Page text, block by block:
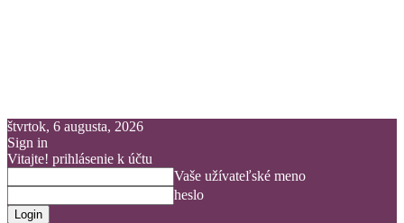
štvrtok, 6 augusta, 2026
Sign in
Vitajte! prihlásenie k účtu
Vaše užívateľské meno
heslo